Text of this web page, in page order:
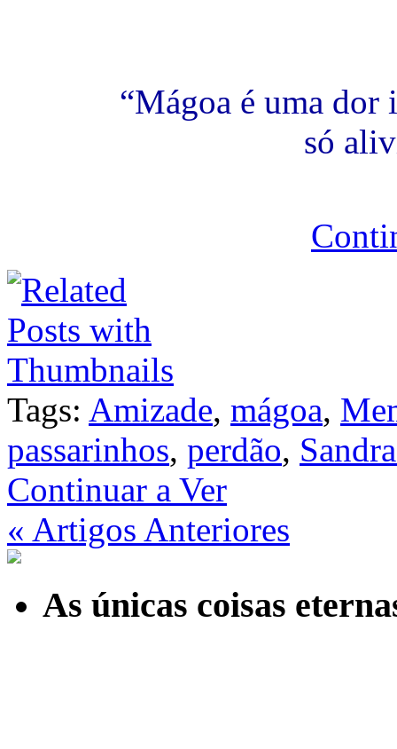
“Mágoa é uma
só
Tags: Amizade, mágoa,
passarinhos, perdão,
Continuar a Ver
« Artigos Anteriores
As únicas coisas